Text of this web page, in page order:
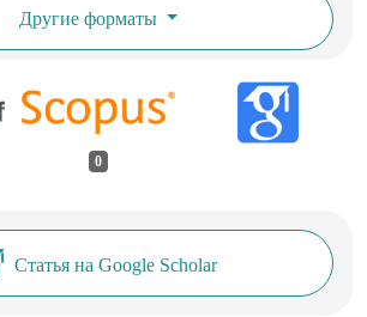
Другие форматы
0
Статья на Google Scholar